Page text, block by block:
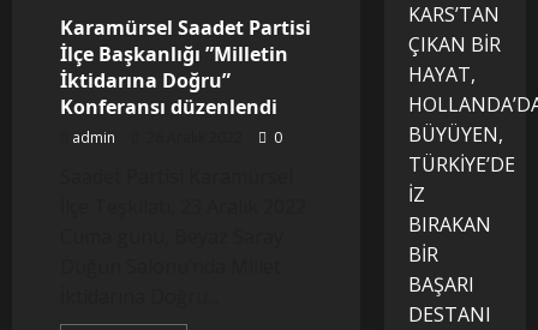
Karamürsel Saadet Partisi
İlçe Başkanlığı ”Milletin
İktidarına Doğru”
Konferansı düzenlendi
admin 0
KARS’TAN
ÇIKAN BİR
HAYAT,
BÜYÜYEN,
TÜRKİYE’DE
İZ
BIRAKAN
BİR
BAŞARI
DESTANI